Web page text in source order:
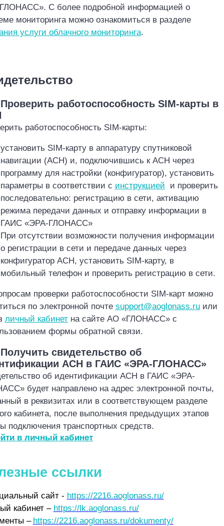
С более подробной информацией о
мониторинга можно ознакомиться в разделе
услуги облачного мониторинга.
работоспособность SIM-карты в
работоспособность SIM-карты:
установить SIM-карту в аппаратуру спутниковой
навигации (АСН) и, подключившись к АСН через
программу для настройки (конфигуратор), установить
параметры в соответствии с инструкцией и проверить
последовательно: регистрацию в сети, активацию
режима передачи данных и отправку информации в
ГАИС «ЭРА-ГЛОНАСС»
При отсутствии возможности получения информации
о регистрации в сети и передаче данных через
конфигуратор АСН, установить SIM-карту, в
мобильный телефон и проверить регистрацию в сети.
проверки работоспособности SIM-карт можно
по электронной почте support@aoglonass.ruили
личный кабинетна сайте АО «‎ГЛОНАСС» с
формы обратной связи.
свидетельство об
АСН в ГАИС «ЭРА-ГЛОНАСС»
об идентификации АСН в ГАИС «ЭРА-
будет направлено на адрес электронной почты,
в реквизитах или в соответствующем разделе
кабинета, после выполнения предыдущих этапов
подключения транспортных средств.
в личный кабинет
ссылки
сайт - https://2216.aoglonass.ru/
кабинет – https://lk.aoglonass.ru/
– https://2216.aoglonass.ru/dokumenty/